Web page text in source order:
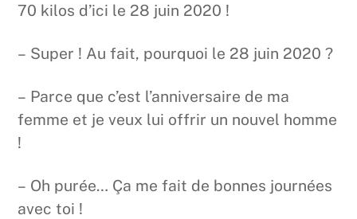
70 kilos d’ici le 28 juin 2020 !
– Super ! Au fait, pourquoi le 28 juin 2020 ?
– Parce que c’est l’anniversaire de ma
femme et je veux lui offrir un nouvel homme
!
– Oh purée… Ça me fait de bonnes journées
avec toi !